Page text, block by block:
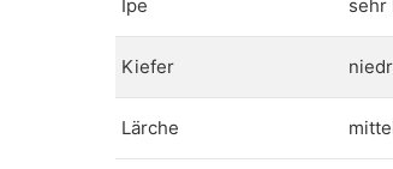
Ipe sehr
Kiefer
Lärche